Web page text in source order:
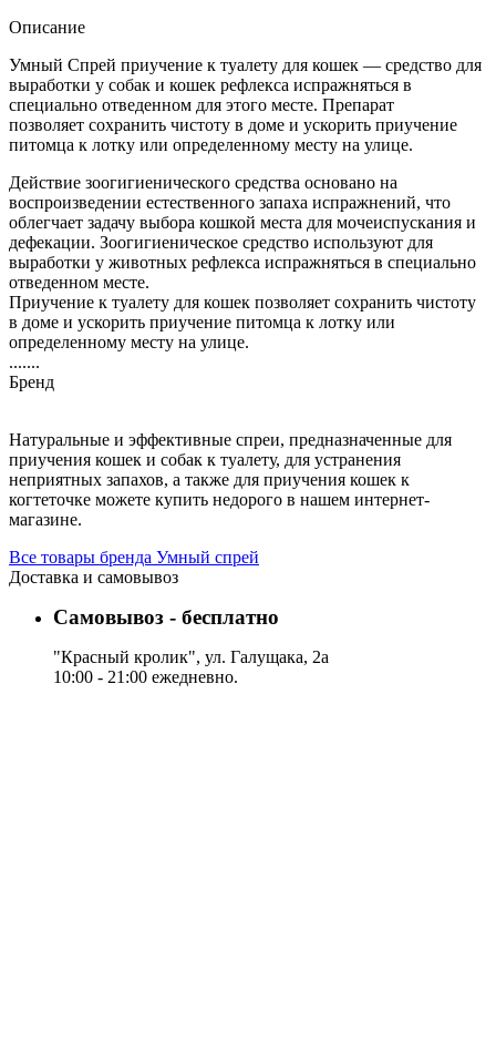
Описание
Умный Спрей приучение к туалету для кошек — средство для
выработки у собак и кошек рефлекса испражняться в
специально отведенном для этого месте. Препарат
позволяет сохранить чистоту в доме и ускорить приучение
питомца к лотку или определенному месту на улице.
Действие зоогигиенического средства основано на
воспроизведении естественного запаха испражнений, что
облегчает задачу выбора кошкой места для мочеиспускания и
дефекации. Зоогигиеническое средство используют для
выработки у животных рефлекса испражняться в специально
отведенном месте.
Приучение к туалету для кошек позволяет сохранить чистоту
в доме и ускорить приучение питомца к лотку или
определенному месту на улице.
.......
Бренд
Натуральные и эффективные спреи, предназначенные для
приучения кошек и собак к туалету, для устранения
неприятных запахов, а также для приучения кошек к
когтеточке можете купить недорого в нашем интернет-
магазине.
Все товары бренда Умный спрей
Доставка и самовывоз
Самовывоз - бесплатно
"Красный кролик", ул. Галущака, 2а
10:00 - 21:00 ежедневно.